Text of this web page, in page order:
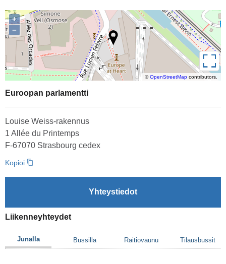
Koko näyttö
+
−
©OpenStreetMap contributors.
Euroopan parlamentti
Louise Weiss-rakennus
1 Allée du Printemps
F-67070 Strasbourg cedex
Kopioi
Yhteystiedot
Liikenneyhteydet
Junalla Bussilla Raitiovaunu Tilausbussit